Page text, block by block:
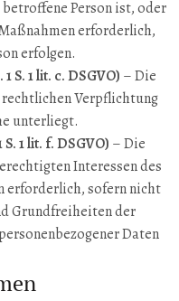
Person ist, oder
erforderlich,
erfolgen.
S. 1 lit. c. DSGVO) – Die
Verpflichtung
unterliegt.
1 lit. f. DSGVO) – Die
Interessen des
erforderlich, sofern nicht
Grundfreiheiten der
Daten